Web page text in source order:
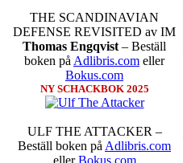
THE SCANDINAVIAN
DEFENSE REVISITED av IM
Thomas Engqvist – Beställ
boken på Adlibris.com eller
Bokus.com
NY SCHACKBOK 2025
ULF THE ATTACKER –
Beställ boken på Adlibris.com